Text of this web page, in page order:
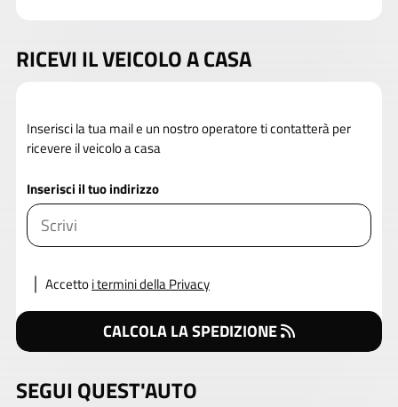
RICEVI IL VEICOLO A CASA
Inserisci la tua mail e un nostro operatore ti contatterà per
ricevere il veicolo a casa
Inserisci il tuo indirizzo
Accettoi termini della Privacy
CALCOLA LA SPEDIZIONE
SEGUI QUEST'AUTO